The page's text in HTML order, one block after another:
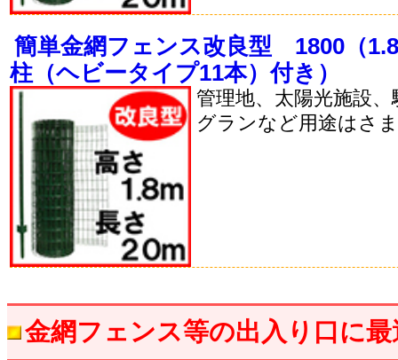
簡単金網フェンス改良型 1800（
柱（ヘビータイプ11本）付き）
管理地、太陽光施設
グランなど用途はさ
金網フェンス等の出入り口に